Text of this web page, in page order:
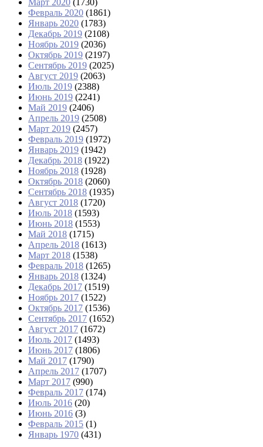
Март 2020 (1730)
Февраль 2020 (1861)
Январь 2020 (1783)
Декабрь 2019 (2108)
Ноябрь 2019 (2036)
Октябрь 2019 (2197)
Сентябрь 2019 (2025)
Август 2019 (2063)
Июль 2019 (2388)
Июнь 2019 (2241)
Май 2019 (2406)
Апрель 2019 (2508)
Март 2019 (2457)
Февраль 2019 (1972)
Январь 2019 (1942)
Декабрь 2018 (1922)
Ноябрь 2018 (1928)
Октябрь 2018 (2060)
Сентябрь 2018 (1935)
Август 2018 (1720)
Июль 2018 (1593)
Июнь 2018 (1553)
Май 2018 (1715)
Апрель 2018 (1613)
Март 2018 (1538)
Февраль 2018 (1265)
Январь 2018 (1324)
Декабрь 2017 (1519)
Ноябрь 2017 (1522)
Октябрь 2017 (1536)
Сентябрь 2017 (1652)
Август 2017 (1672)
Июль 2017 (1493)
Июнь 2017 (1806)
Май 2017 (1790)
Апрель 2017 (1707)
Март 2017 (990)
Февраль 2017 (174)
Июль 2016 (20)
Июнь 2016 (3)
Февраль 2015 (1)
Январь 1970 (431)